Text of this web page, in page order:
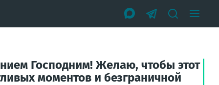
Господним! Желаю, чтобы этот
моментов и безграничной